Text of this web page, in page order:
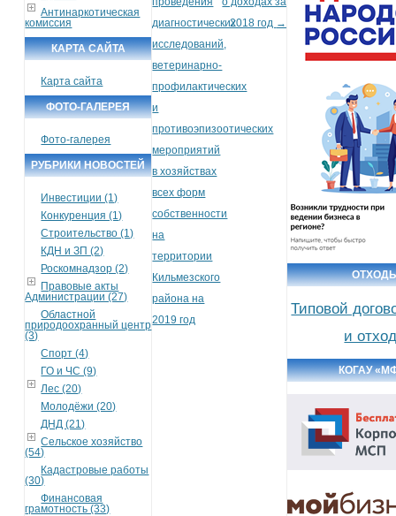
Антинаркотическая
комиссия
КАРТА САЙТА
Карта сайта
ФОТО-ГАЛЕРЕЯ
Фото-галерея
РУБРИКИ НОВОСТЕЙ
Инвестиции (1)
Конкуренция (1)
Строительство (1)
КДН и ЗП (2)
Роскомнадзор (2)
Правовые акты
Администрации (27)
Областной
природоохранный центр
(3)
Спорт (4)
ГО и ЧС (9)
Лес (20)
Молодёжи (20)
ДНД (21)
Сельское хозяйство
(54)
Кадастровые работы
(30)
Финансовая
грамотность (33)
диагностических
исследований,
ветеринарно-
профилактических
и
противоэпизоотических
мероприятий
в хозяйствах
всех форм
собственности
на
территории
Кильмезского
района на
2019 год
2018 год →
Типовой
и
КОГАУ